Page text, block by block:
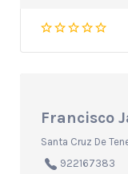
Francisco
Santa Cruz De
922167383